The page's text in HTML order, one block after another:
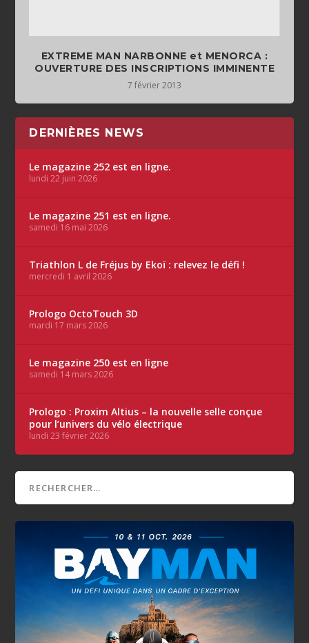
EXTREME MAN NARBONNE et MENORCA :
OUVERTURE DES INSCRIPTIONS IMMINENTE
7 février 2013
DERNIÈRES NEWS
Le magazine 252 est en ligne.
lundi 22 juin 2026
Le magazine 251 est en ligne.
samedi 16 mai 2026
Triathlon L de Fréjus by Ekoï : relevez le défi !
mercredi 1 avril 2026
Prologo OctoTouch 3D
mardi 17 mars 2026
Le magazine 250 est en ligne
samedi 14 mars 2026
Prologo : Proxim Altius – la nouvelle selle conçue
pour l’univers du vélo électrique
lundi 23 février 2026